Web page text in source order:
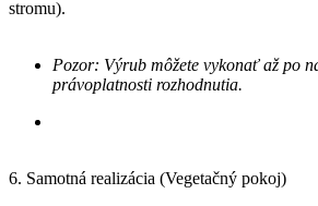
stromu).
Pozor: Výrub môžete vykonať až po
právoplatnosti rozhodnutia.
6. Samotná realizácia (Vegetačný pokoj)